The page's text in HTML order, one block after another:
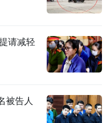
请减轻
被告人